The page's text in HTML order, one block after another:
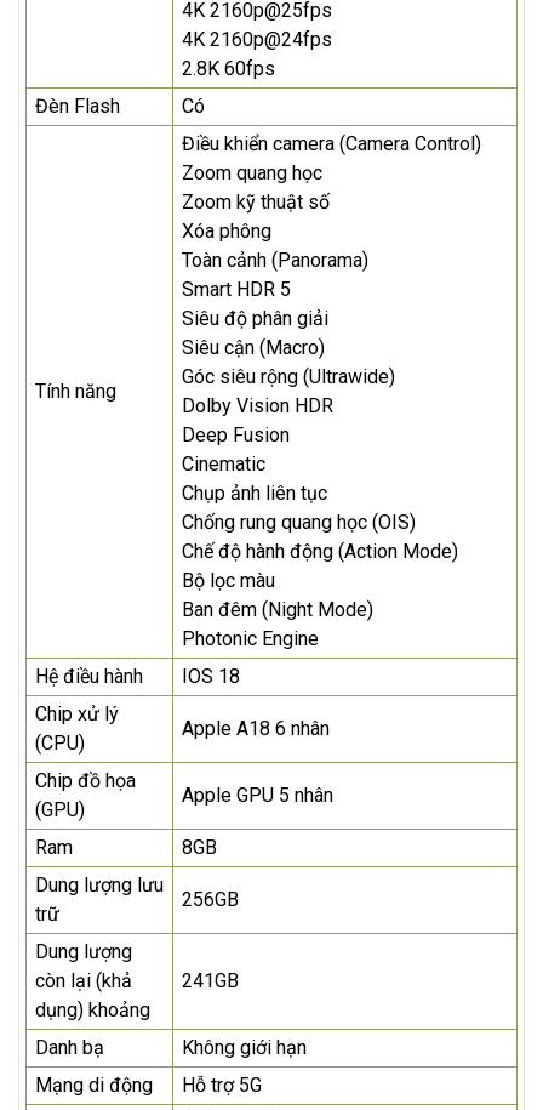
4K 2160p@25fps
4K 2160p@24fps
2.8K 60fps
Đèn Flash
Có
Tính năng
Điều khiển camera (Camera Control)
Zoom quang học
Zoom kỹ thuật số
Xóa phông
Toàn cảnh (Panorama)
Smart HDR 5
Siêu độ phân giải
Siêu cận (Macro)
Góc siêu rộng (Ultrawide)
Dolby Vision HDR
Deep Fusion
Cinematic
Chụp ảnh liên tục
Chống rung quang học (OIS)
Chế độ hành động (Action Mode)
Bộ lọc màu
Ban đêm (Night Mode)
Photonic Engine
Hệ điều hành
IOS 18
Chip xử lý
(CPU)
Apple A18 6 nhân
Chip đồ họa
(GPU)
Apple GPU 5 nhân
Ram
8GB
Dung lượng lưu
trữ
256GB
Dung lượng
còn lại (khả
dụng) khoảng
241GB
Danh bạ
Không giới hạn
Mạng di động
Hỗ trợ 5G